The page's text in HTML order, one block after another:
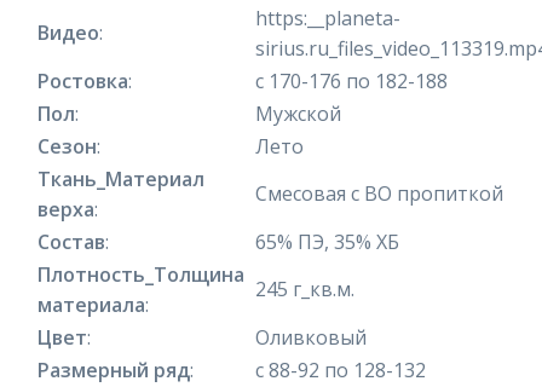
Видео:
https:__planeta-
Ростовка:
с 170-176 по 182-188
Пол:
Мужской
Сезон:
Лето
Ткань_Материал
верха:
Смесовая с ВО пропиткой
Состав:
65% ПЭ, 35% ХБ
Плотность_Толщина
материала:
245 г_кв.м.
Цвет:
Оливковый
Размерный ряд:
с 88-92 по 128-132